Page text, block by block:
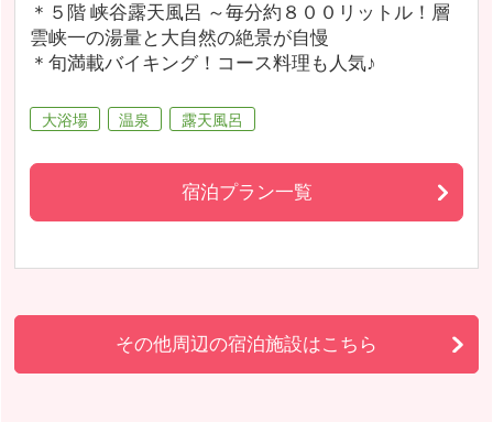
＊５階 峡谷露天風呂 ～毎分約８００リットル！層
雲峡一の湯量と大自然の絶景が自慢
＊旬満載バイキング！コース料理も人気♪
大浴場 温泉 露天風呂
宿泊プラン一覧
その他周辺の宿泊施設はこちら